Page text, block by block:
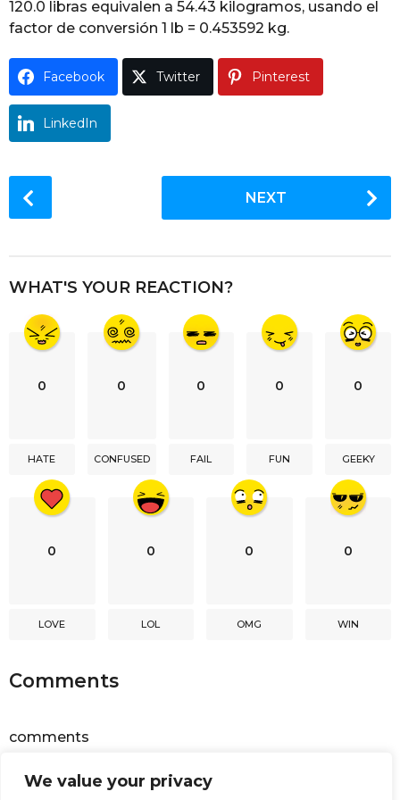
We value your privacy
g
o
120.0 libras equivalen a 54.43 kilogramos, usando el
factor de conversión 1 lb = 0.453592 kg.
Facebook Twitter Pinterest
LinkedIn
o
P
NEXT
WHAT'S YOUR REACTION?
0
HATE
0
CONFUSED
0
FAIL
0
FUN
0
GEEKY
0
LOVE
0
LOL
0
OMG
0
WIN
Comments
comments
Facebook Comments